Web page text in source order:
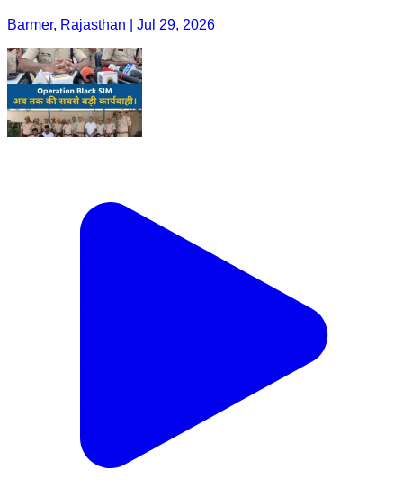
Barmer, Rajasthan | Jul 29, 2026